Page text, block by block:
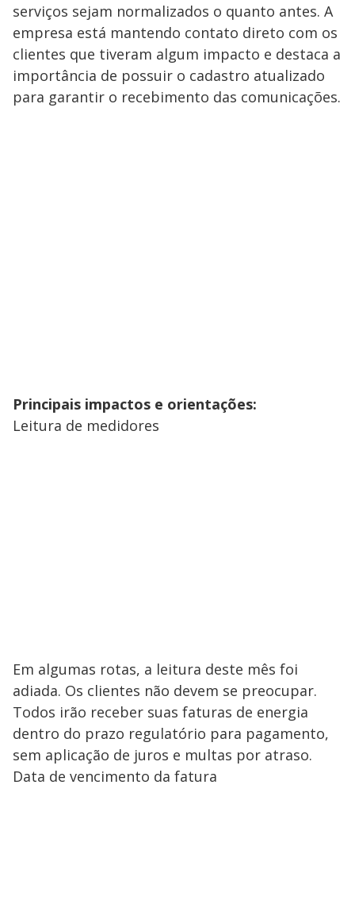
serviços sejam normalizados o quanto antes. A
empresa está mantendo contato direto com os
clientes que tiveram algum impacto e destaca a
importância de possuir o cadastro atualizado
para garantir o recebimento das comunicações.
Principais impactos e orientações:
Leitura de medidores
Em algumas rotas, a leitura deste mês foi
adiada. Os clientes não devem se preocupar.
Todos irão receber suas faturas de energia
dentro do prazo regulatório para pagamento,
sem aplicação de juros e multas por atraso.
Data de vencimento da fatura